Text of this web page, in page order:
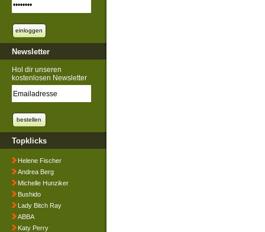
Newsletter
Hol dir unseren
kostenlosen Newsletter
Topklicks
Helene Fischer
Andrea Berg
Michelle Hunziker
Bushido
Lady Bitch Ray
ABBA
Katy Perry